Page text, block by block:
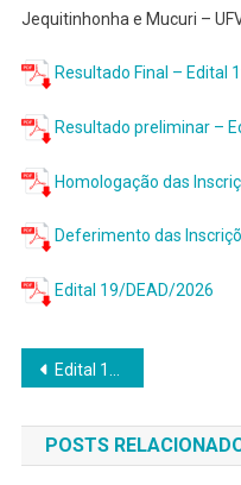
Jequitinhonha e Mucuri –
Resultado Final – Edital
Resultado preliminar –
Homologação das
Deferimento das
Edital 19/DEAD/2026
Navegação
de
Post
Edital 18/DEAD/2026 – Seleção de Professores Orientadores de TCC (sem recebimento de bolsa UAB) para a Especialização Ciência é 10! – semestres 2026/1 e 2026/2.
POSTS